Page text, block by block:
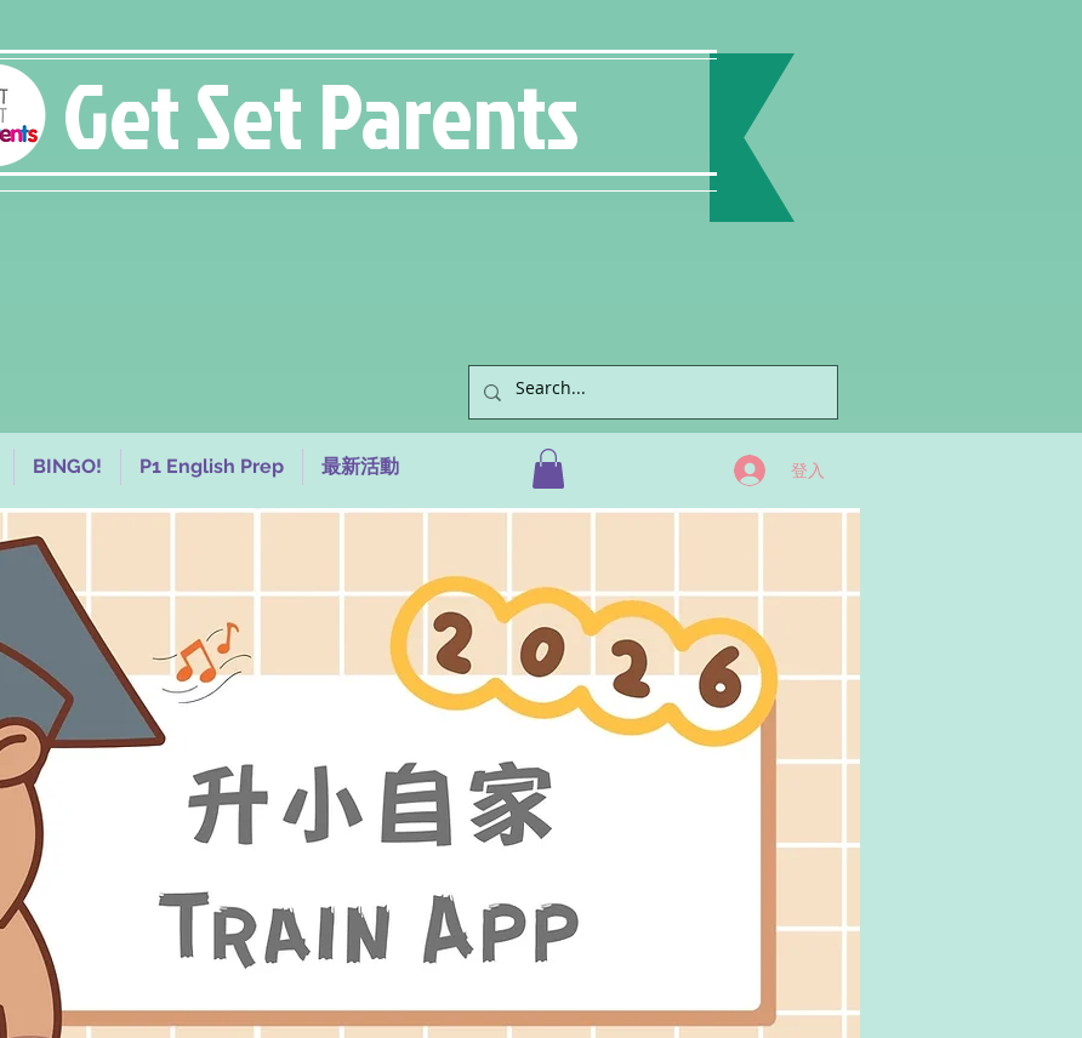
Get Set Parents
BINGO! P1 English Prep 最新活動 登入